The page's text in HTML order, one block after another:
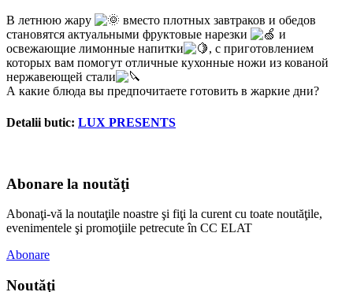
В летнюю жару
вместо плотных завтраков и обедов
становятся актуальными фруктовые нарезки
и
освежающие лимонные напитки
, с приготовлением
которых вам помогут отличные кухонные ножи из кованой
нержавеющей стали
А какие блюда вы предпочитаете готовить в жаркие дни?
Detalii butic: LUX PRESENTS
Abonare la noutăţi
Abonaţi-vă la noutaţile noastre şi fiţi la curent cu toate noutăţile,
evenimentele şi promoţiile petrecute în CC ELAT
Abonare
Noutăţi